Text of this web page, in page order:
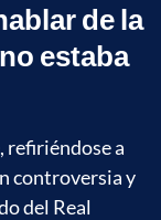
de la
estaba
refiriéndose a
controversia y
del Real